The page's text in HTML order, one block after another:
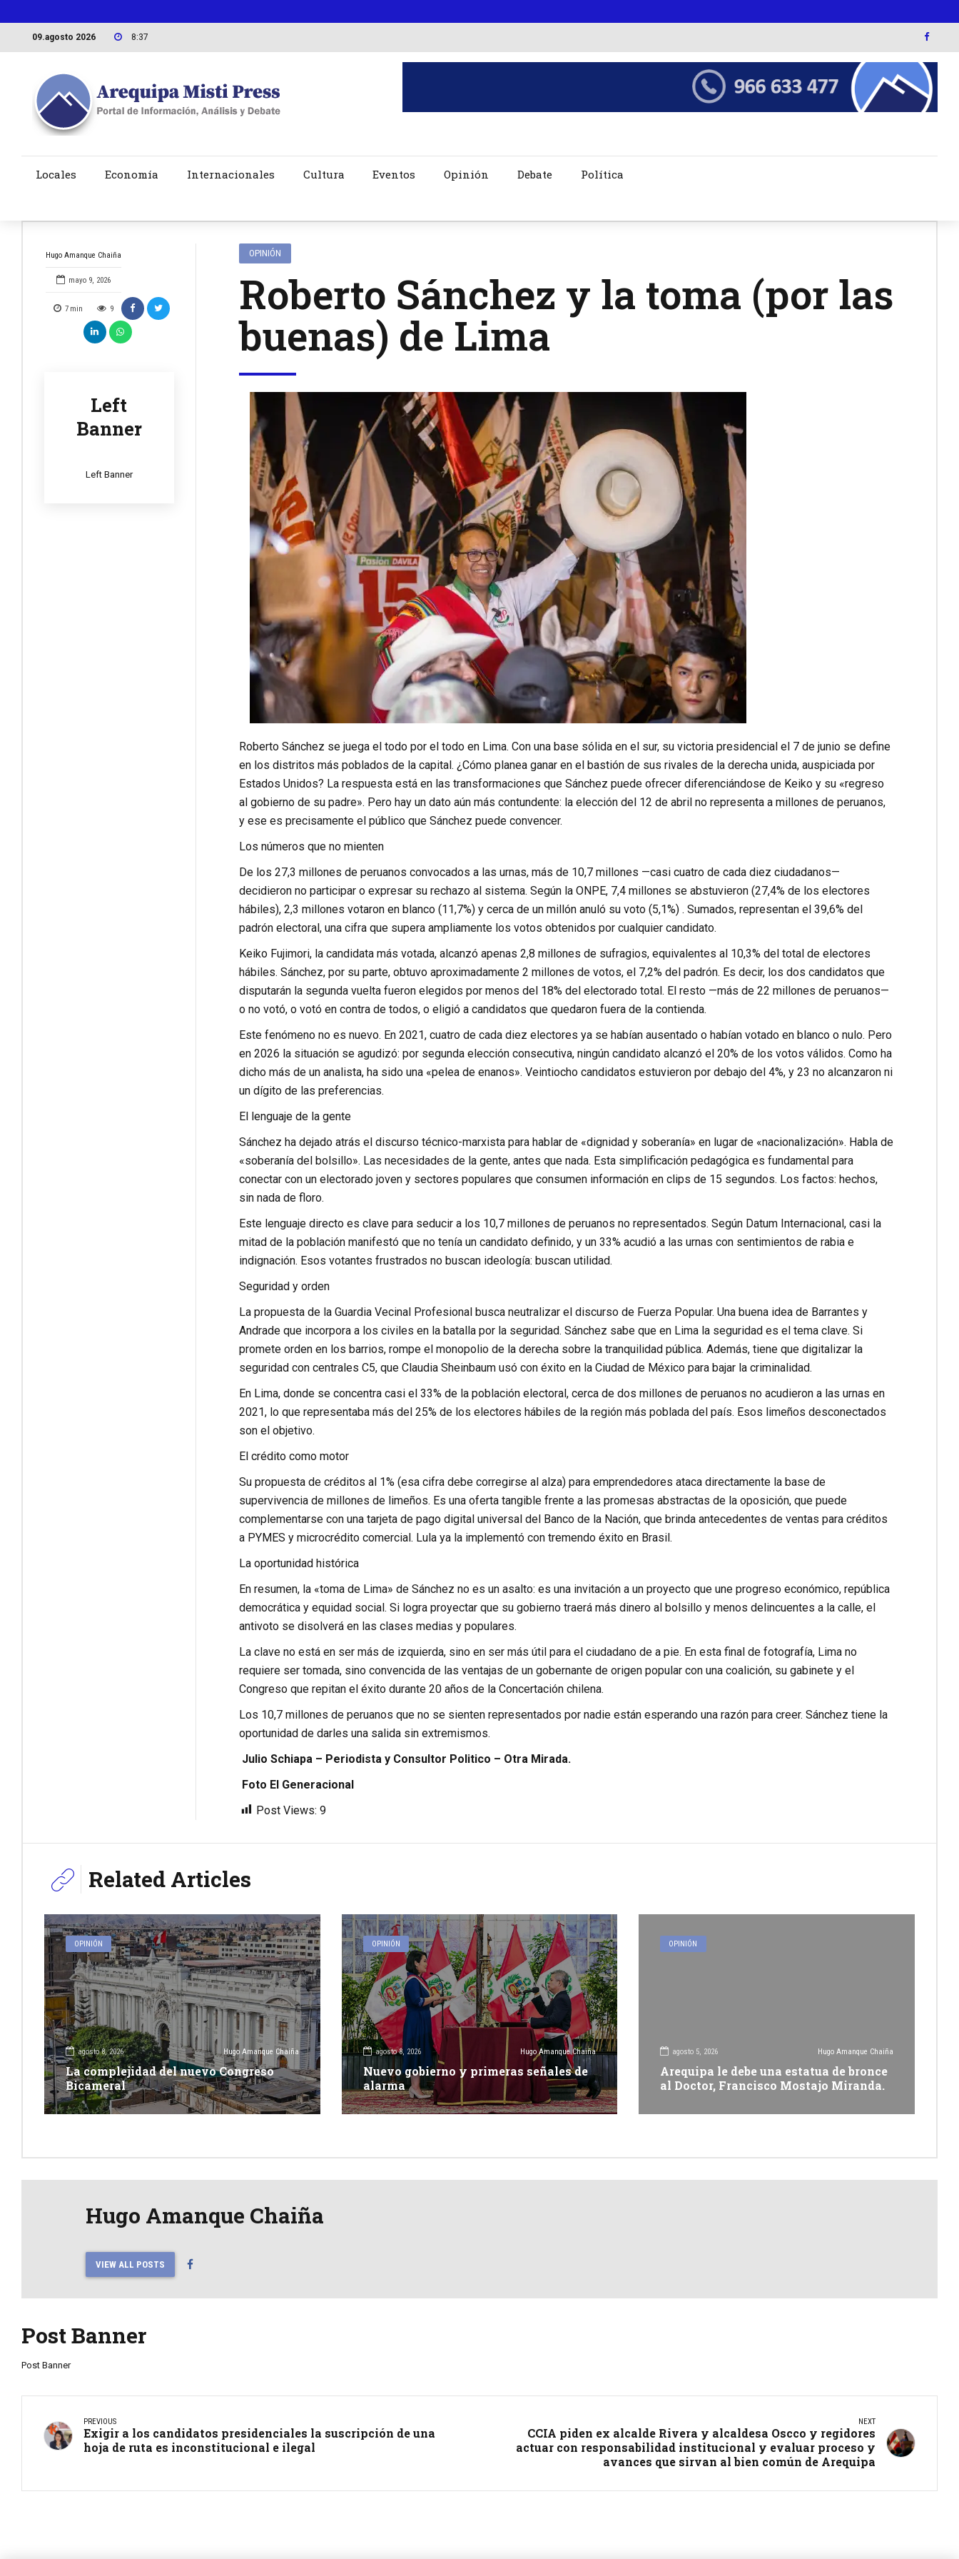
09.agosto 2026 8:37
Locales Economía Internacionales Cultura Eventos Opinión Debate Política
Hugo Amanque Chaiña
mayo 9, 2026
7 min 9
Left
Banner
Left Banner
OPINIÓN
Roberto Sánchez y la toma (por las
buenas) de Lima
Roberto Sánchez se juega el todo por el todo en Lima. Con una base sólida en el sur, su victoria presidencial el 7 de junio se define
en los distritos más poblados de la capital. ¿Cómo planea ganar en el bastión de sus rivales de la derecha unida, auspiciada por
Estados Unidos? La respuesta está en las transformaciones que Sánchez puede ofrecer diferenciándose de Keiko y su «regreso
al gobierno de su padre». Pero hay un dato aún más contundente: la elección del 12 de abril no representa a millones de peruanos,
y ese es precisamente el público que Sánchez puede convencer.
Los números que no mienten
De los 27,3 millones de peruanos convocados a las urnas, más de 10,7 millones —casi cuatro de cada diez ciudadanos—
decidieron no participar o expresar su rechazo al sistema. Según la ONPE, 7,4 millones se abstuvieron (27,4% de los electores
hábiles), 2,3 millones votaron en blanco (11,7%) y cerca de un millón anuló su voto (5,1%) . Sumados, representan el 39,6% del
padrón electoral, una cifra que supera ampliamente los votos obtenidos por cualquier candidato.
Keiko Fujimori, la candidata más votada, alcanzó apenas 2,8 millones de sufragios, equivalentes al 10,3% del total de electores
hábiles. Sánchez, por su parte, obtuvo aproximadamente 2 millones de votos, el 7,2% del padrón. Es decir, los dos candidatos que
disputarán la segunda vuelta fueron elegidos por menos del 18% del electorado total. El resto —más de 22 millones de peruanos—
o no votó, o votó en contra de todos, o eligió a candidatos que quedaron fuera de la contienda.
Este fenómeno no es nuevo. En 2021, cuatro de cada diez electores ya se habían ausentado o habían votado en blanco o nulo. Pero
en 2026 la situación se agudizó: por segunda elección consecutiva, ningún candidato alcanzó el 20% de los votos válidos. Como ha
dicho más de un analista, ha sido una «pelea de enanos». Veintiocho candidatos estuvieron por debajo del 4%, y 23 no alcanzaron ni
un dígito de las preferencias.
El lenguaje de la gente
Sánchez ha dejado atrás el discurso técnico-marxista para hablar de «dignidad y soberanía» en lugar de «nacionalización». Habla de
«soberanía del bolsillo». Las necesidades de la gente, antes que nada. Esta simplificación pedagógica es fundamental para
conectar con un electorado joven y sectores populares que consumen información en clips de 15 segundos. Los factos: hechos,
sin nada de floro.
Este lenguaje directo es clave para seducir a los 10,7 millones de peruanos no representados. Según Datum Internacional, casi la
mitad de la población manifestó que no tenía un candidato definido, y un 33% acudió a las urnas con sentimientos de rabia e
indignación. Esos votantes frustrados no buscan ideología: buscan utilidad.
Seguridad y orden
La propuesta de la Guardia Vecinal Profesional busca neutralizar el discurso de Fuerza Popular. Una buena idea de Barrantes y
Andrade que incorpora a los civiles en la batalla por la seguridad. Sánchez sabe que en Lima la seguridad es el tema clave. Si
promete orden en los barrios, rompe el monopolio de la derecha sobre la tranquilidad pública. Además, tiene que digitalizar la
seguridad con centrales C5, que Claudia Sheinbaum usó con éxito en la Ciudad de México para bajar la criminalidad.
En Lima, donde se concentra casi el 33% de la población electoral, cerca de dos millones de peruanos no acudieron a las urnas en
2021, lo que representaba más del 25% de los electores hábiles de la región más poblada del país. Esos limeños desconectados
son el objetivo.
El crédito como motor
Su propuesta de créditos al 1% (esa cifra debe corregirse al alza) para emprendedores ataca directamente la base de
supervivencia de millones de limeños. Es una oferta tangible frente a las promesas abstractas de la oposición, que puede
complementarse con una tarjeta de pago digital universal del Banco de la Nación, que brinda antecedentes de ventas para créditos
a PYMES y microcrédito comercial. Lula ya la implementó con tremendo éxito en Brasil.
La oportunidad histórica
En resumen, la «toma de Lima» de Sánchez no es un asalto: es una invitación a un proyecto que une progreso económico, república
democrática y equidad social. Si logra proyectar que su gobierno traerá más dinero al bolsillo y menos delincuentes a la calle, el
antivoto se disolverá en las clases medias y populares.
La clave no está en ser más de izquierda, sino en ser más útil para el ciudadano de a pie. En esta final de fotografía, Lima no
requiere ser tomada, sino convencida de las ventajas de un gobernante de origen popular con una coalición, su gabinete y el
Congreso que repitan el éxito durante 20 años de la Concertación chilena.
Los 10,7 millones de peruanos que no se sienten representados por nadie están esperando una razón para creer. Sánchez tiene la
oportunidad de darles una salida sin extremismos.
Julio Schiapa – Periodista y Consultor Politico – Otra Mirada.
Foto El Generacional
Post Views: 9
Related Articles
OPINIÓN
agosto 8, 2026 Hugo Amanque Chaiña
La complejidad del nuevo Congreso
Bicameral
OPINIÓN
agosto 8, 2026 Hugo Amanque Chaiña
Nuevo gobierno y primeras señales de
alarma
OPINIÓN
agosto 5, 2026 Hugo Amanque Chaiña
Arequipa le debe una estatua de bronce
al Doctor, Francisco Mostajo Miranda.
Hugo Amanque Chaiña
VIEW ALL POSTS
Post Banner
Post Banner
PREVIOUS
Exigir a los candidatos presidenciales la suscripción de una
hoja de ruta es inconstitucional e ilegal
NEXT
CCIA piden ex alcalde Rivera y alcaldesa Oscco y regidores
actuar con responsabilidad institucional y evaluar proceso y
avances que sirvan al bien común de Arequipa